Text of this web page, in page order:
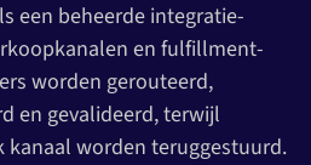
een beheerde integratie-
en fulfillment-
worden gerouteerd,
en gevalideerd, terwijl
worden teruggestuurd.